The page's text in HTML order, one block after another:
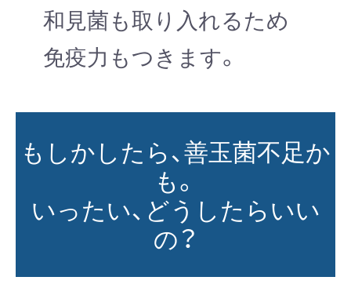
和見菌も取り入れるため
免疫力もつきます。
もしかしたら、善玉菌不足か
も。
いったい、どうしたらいい
の？